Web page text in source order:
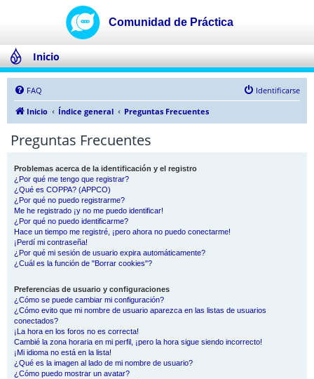
Inicio
FAQ
Identificarse
Inicio
Índice general Preguntas Frecuentes
Preguntas Frecuentes
Problemas acerca de la identificación y el registro
¿Por qué me tengo que registrar?
¿Qué es COPPA? (APPCO)
¿Por qué no puedo registrarme?
Me he registrado ¡y no me puedo identificar!
¿Por qué no puedo identificarme?
Hace un tiempo me registré, ¡pero ahora no puedo conectarme!
¡Perdí mi contraseña!
¿Por qué mi sesión de usuario expira automáticamente?
¿Cuál es la función de "Borrar cookies"?
Preferencias de usuario y configuraciones
¿Cómo se puede cambiar mi configuración?
¿Cómo evito que mi nombre de usuario aparezca en las listas de usuarios
conectados?
¡La hora en los foros no es correcta!
Cambié la zona horaria en mi perfil, ¡pero la hora sigue siendo incorrecto!
¡Mi idioma no está en la lista!
¿Qué es la imagen al lado de mi nombre de usuario?
¿Cómo puedo mostrar un avatar?